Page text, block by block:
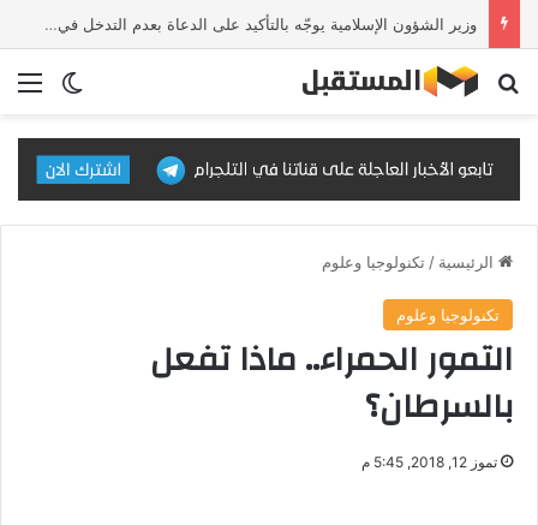
وزير الشؤون الإسلامية يوجّه بالتأكيد على الدعاة بعدم التدخل في القضايا الفكرية والفقهية والخلافات المثارة في الدول الأخرى
الوضع بحث عن
الرئيسية / تكنولوجيا وعلوم
تكنولوجيا وعلوم
التمور الحمراء.. ماذا تفعل
بالسرطان؟
تموز 12, 2018, 5:45 م